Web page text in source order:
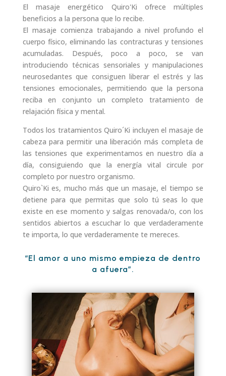
El masaje energético Quiro'Ki ofrece múltiples
beneficios a la persona que lo recibe.
El masaje comienza trabajando a nivel profundo el
cuerpo físico, eliminando las contracturas y tensiones
acumuladas. Después, poco a poco, se van
introduciendo técnicas sensoriales y manipulaciones
neurosedantes que consiguen liberar el estrés y las
tensiones emocionales, permitiendo que la persona
reciba en conjunto un completo tratamiento de
relajación física y mental.
Todos los tratamientos Quiro´Ki incluyen el masaje de
cabeza para permitir una liberación más completa de
las tensiones que experimentamos en nuestro día a
día, consiguiendo que la energía vital circule por
completo por nuestro organismo.
Quiro`Ki es, mucho más que un masaje, el tiempo se
detiene para que permitas que solo tú seas lo que
existe en ese momento y salgas renovada/o, con los
sentidos abiertos a escuchar lo que verdaderamente
te importa, lo que verdaderamente te mereces.
“El amor a uno mismo empieza de dentro
a afuera”.